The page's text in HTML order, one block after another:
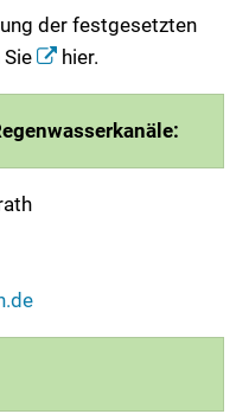
der festgesetzten
hier.